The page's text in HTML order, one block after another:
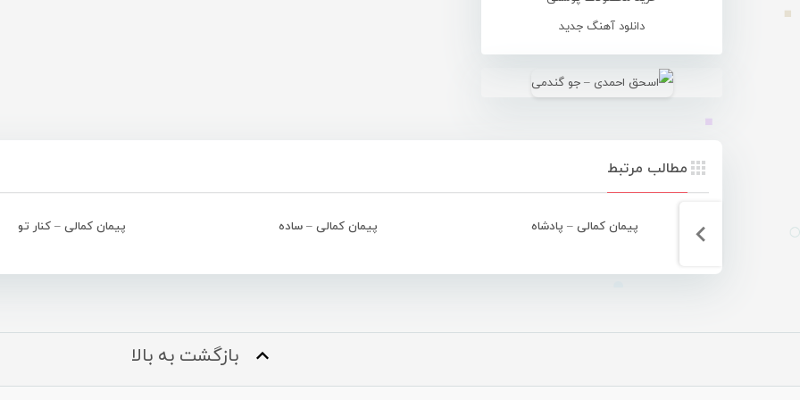
دانلود آهنگ جدید
مطالب مرتبط
پیمان کمالی – پادشاه پیمان کمالی – ساده پیمان کمالی – کنار تو
بازگشت به بالا